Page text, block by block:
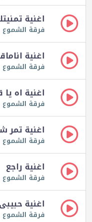
اغنية
فرقة الشموع
اغنية
فرقة الشموع
اغنية اه
فرقة الشموع
اغنية تمر
فرقة الشموع
اغنية راجع
فرقة الشموع
اغنية
فرقة الشموع